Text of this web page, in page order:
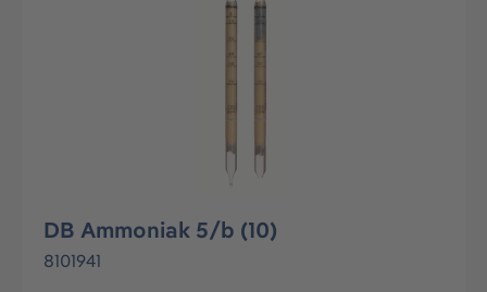
DB Ammoniak 5/b (10)
8101941